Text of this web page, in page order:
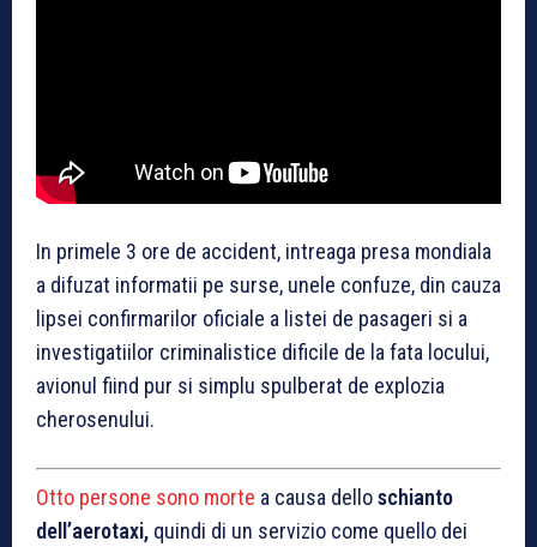
In primele 3 ore de accident, intreaga presa mondiala
a difuzat informatii pe surse, unele confuze, din cauza
lipsei confirmarilor oficiale a listei de pasageri si a
investigatiilor criminalistice dificile de la fata locului,
avionul fiind pur si simplu spulberat de explozia
cherosenului.
Otto persone sono morte a causa delloschianto
dell’aerotaxi, quindi di un servizio come quello dei